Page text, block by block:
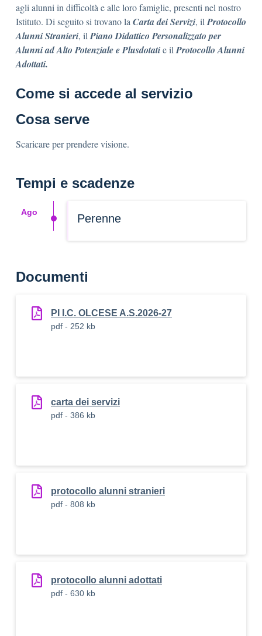
agli alunni in difficoltà e alle loro famiglie, presenti nel nostro
Istituto. Di seguito si trovano la Carta dei Servizi, il Protocollo
Alunni Stranieri, il Piano Didattico Personalizzato per
Alunni ad Alto Potenziale e Plusdotatie il Protocollo Alunni
Adottati.
Come si accede al servizio
Cosa serve
Scaricare per prendere visione.
Tempi e scadenze
Perenne
Ago
Documenti
PI I.C. OLCESE A.S.2026-27
pdf - 252 kb
carta dei servizi
pdf - 386 kb
protocollo alunni stranieri
pdf - 808 kb
protocollo alunni adottati
pdf - 630 kb